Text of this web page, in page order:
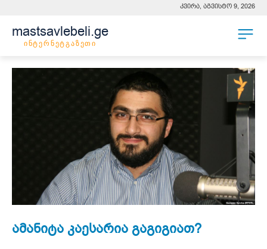
კვირა, აგვისტო 9, 2026
mastsavlebeli.ge
ინტერნეტგაზეთი
ამანიტა კაესარია გაგიგიათ?